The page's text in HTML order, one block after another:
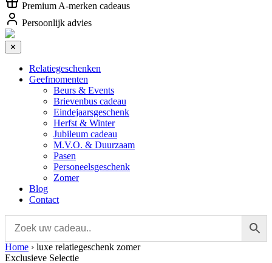
Premium A-merken cadeaus
Persoonlijk advies
✕
Relatiegeschenken
Geefmomenten
Beurs & Events
Brievenbus cadeau
Eindejaarsgeschenk
Herfst & Winter
Jubileum cadeau
M.V.O. & Duurzaam
Pasen
Personeelsgeschenk
Zomer
Blog
Contact
Home › luxe relatiegeschenk zomer
Exclusieve Selectie